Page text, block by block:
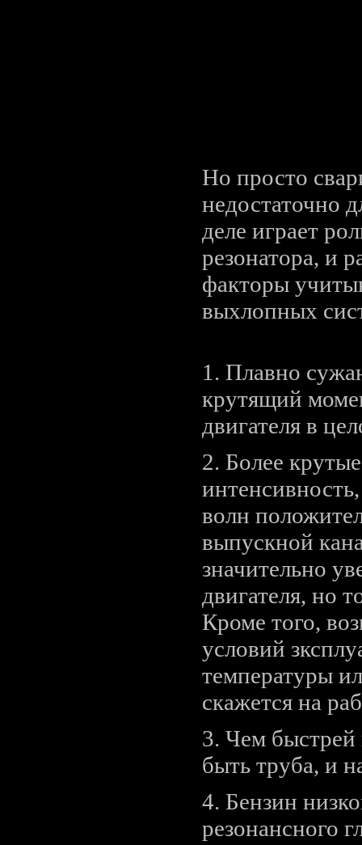
Но просто
недостаточно
деле играет
резонатора, и
факторы
выхлопных
1. Плавно
крутящий
двигателя в
2. Более
волн
выпускной
значительно
двигателя, но
Кроме того,
условий
температуры
скажется на
3. Чем быстрей
быть труба, и
4. Бензин
резонансного